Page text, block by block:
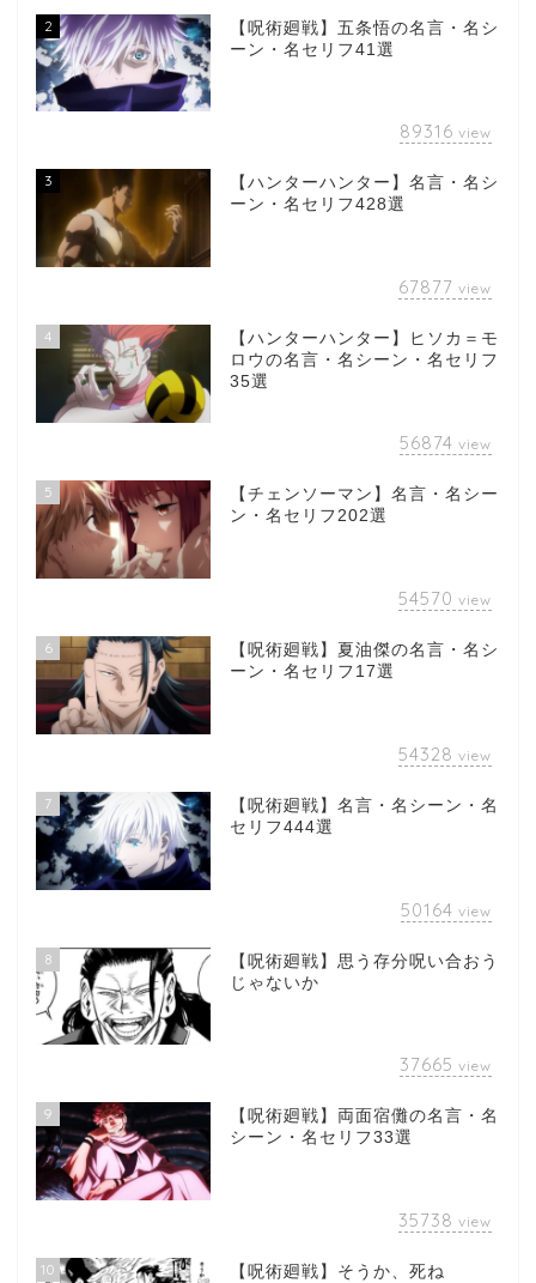
2
【呪術廻戦】五条悟の名言・名シ
ーン・名セリフ41選
89316 view
3
【ハンターハンター】名言・名シ
ーン・名セリフ428選
67877 view
4
【ハンターハンター】ヒソカ＝モ
ロウの名言・名シーン・名セリフ
35選
56874 view
5
【チェンソーマン】名言・名シー
ン・名セリフ202選
54570 view
6
【呪術廻戦】夏油傑の名言・名シ
ーン・名セリフ17選
54328 view
7
【呪術廻戦】名言・名シーン・名
セリフ444選
50164 view
8
【呪術廻戦】思う存分呪い合おう
じゃないか
37665 view
9
【呪術廻戦】両面宿儺の名言・名
シーン・名セリフ33選
35738 view
10 【呪術廻戦】そうか、死ね